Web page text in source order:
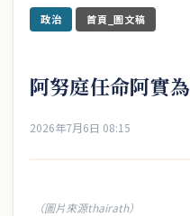
政治 首頁_圖文稿
阿努庭任命阿實
2026年7月6日 08:15
（圖片來源thairath）